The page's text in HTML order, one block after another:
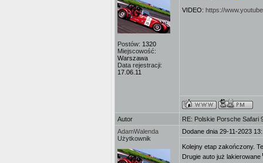
Postów: 1320
Miejscowość:
Warszawa
Data rejestracji:
17.06.11
VIDEO: https://
Autor
RE: Polskie Porsche Safari
AdamWalenda
Użytkownik
Dodane dnia 29-11-2023
Kolejny etap zakończony.
Drugie auto już lakierowane